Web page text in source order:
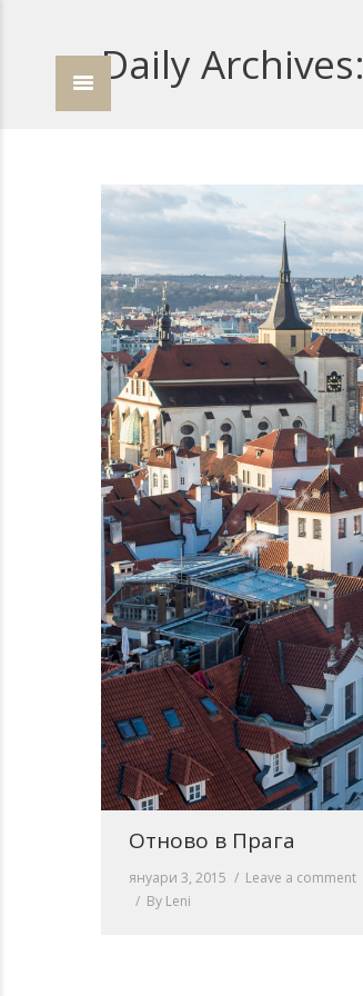
Daily Archives:
Отново в Прага
януари 3, 2015 Leave a comment
By Leni